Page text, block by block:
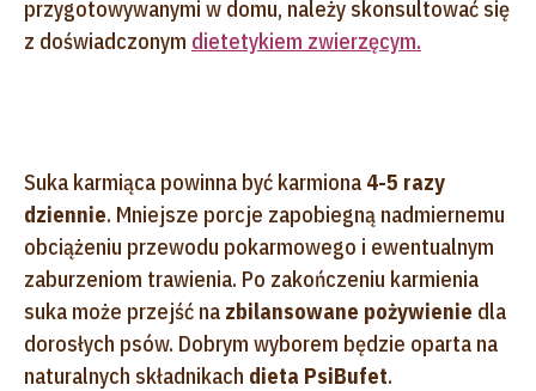
przygotowywanymi w domu, należy skonsultować się
z doświadczonym dietetykiem zwierzęcym.
Suka karmiąca powinna być karmiona 4-5 razy
dziennie. Mniejsze porcje zapobiegną nadmiernemu
obciążeniu przewodu pokarmowego i ewentualnym
zaburzeniom trawienia. Po zakończeniu karmienia
suka może przejść na zbilansowane pożywienie dla
dorosłych psów. Dobrym wyborem będzie oparta na
naturalnych składnikach dieta PsiBufet.